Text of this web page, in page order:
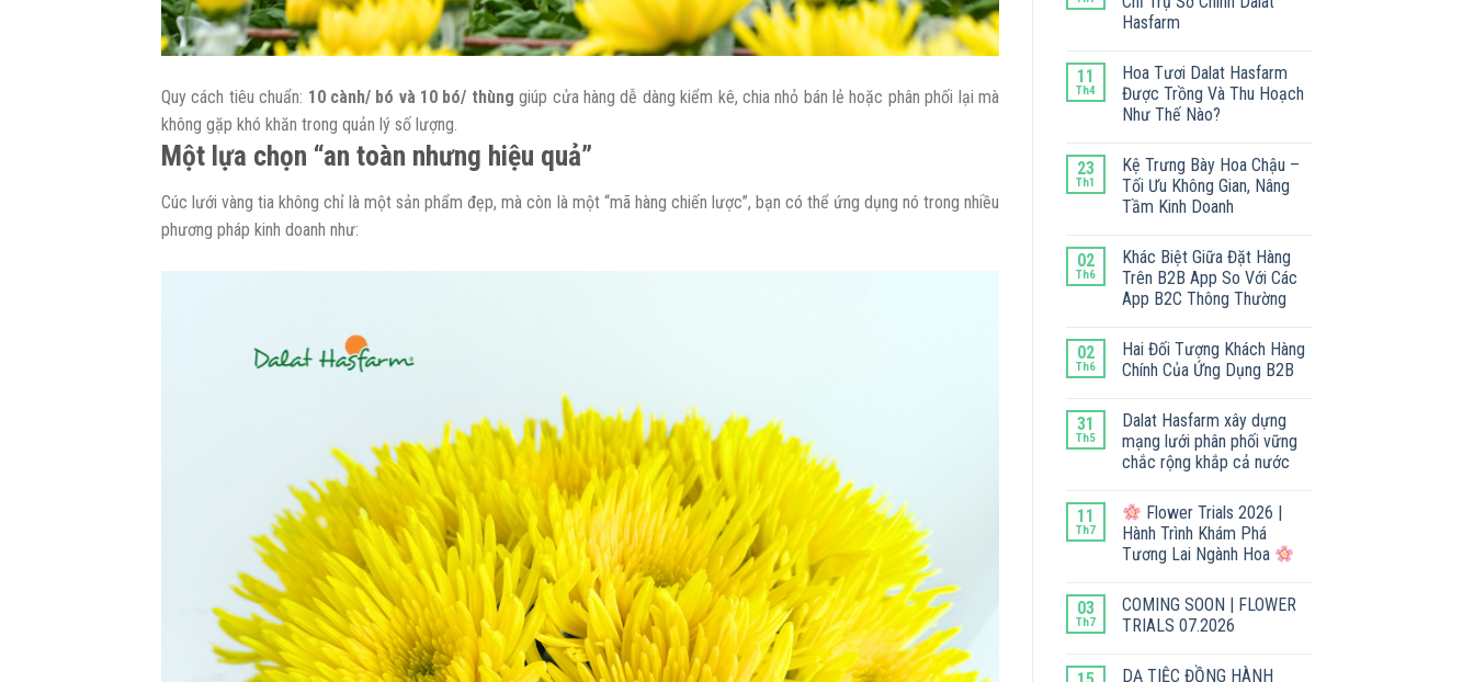
Quy cách tiêu chuẩn: 10 cành/ bó và 10 bó/ thùng giúp cửa hàng dễ dàng kiểm kê, chia nhỏ bán lẻ hoặc phân phối lại mà
không gặp khó khăn trong quản lý số lượng.
Một lựa chọn “an toàn nhưng hiệu quả”
Cúc lưới vàng tia không chỉ là một sản phẩm đẹp, mà còn là một “mã hàng chiến lược”, bạn có thể ứng dụng nó trong nhiều
phương pháp kinh doanh như:
Hasfarm
11
Th4
Hoa Tươi Dalat Hasfarm
Được Trồng Và Thu Hoạch
Như Thế Nào?
23
Th1
Kệ Trưng Bày Hoa Chậu –
Tối Ưu Không Gian, Nâng
Tầm Kinh Doanh
02
Th6
Khác Biệt Giữa Đặt Hàng
Trên B2B App So Với Các
App B2C Thông Thường
02
Th6
Hai Đối Tượng Khách Hàng
Chính Của Ứng Dụng B2B
31
Th5
Dalat Hasfarm xây dựng
mạng lưới phân phối vững
chắc rộng khắp cả nước
11
Th7
Flower Trials 2026 |
Hành Trình Khám Phá
Tương Lai Ngành Hoa
03
Th7
COMING SOON | FLOWER
TRIALS 07.2026
DẠ TIỆC ĐỒNG HÀNH